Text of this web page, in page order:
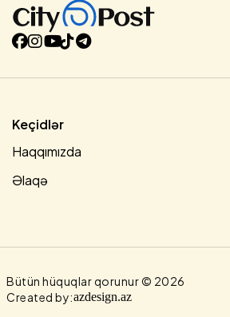
Keçidlər
Haqqımızda
Əlaqə
Bütün hüquqlar qorunur © 2026
Created by:azdesign.az